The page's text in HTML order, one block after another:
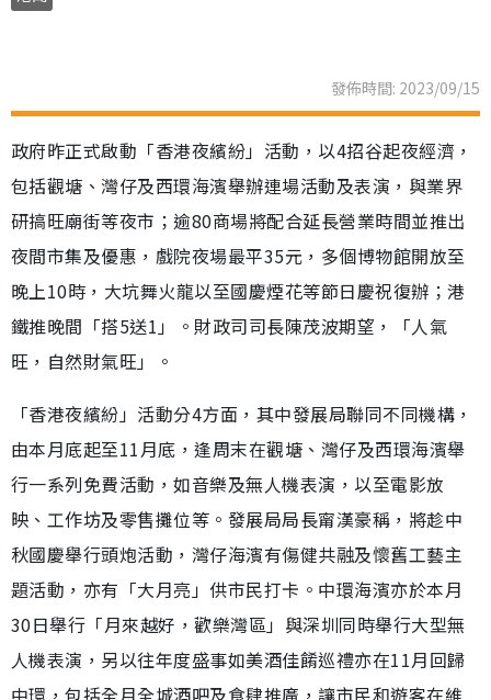
發佈時間: 2023/09/15
政府昨正式啟動「香港夜繽紛」活動，以4招谷起夜經濟，
包括觀塘、灣仔及西環海濱舉辦連場活動及表演，與業界
研搞旺廟街等夜市；逾80商場將配合延長營業時間並推出
夜間市集及優惠，戲院夜場最平35元，多個博物館開放至
晚上10時，大坑舞火龍以至國慶煙花等節日慶祝復辦；港
鐵推晚間「搭5送1」。財政司司長陳茂波期望，「人氣
旺，自然財氣旺」。
「香港夜繽紛」活動分4方面，其中發展局聯同不同機構，
由本月底起至11月底，逢周末在觀塘、灣仔及西環海濱舉
行一系列免費活動，如音樂及無人機表演，以至電影放
映、工作坊及零售攤位等。發展局局長甯漢豪稱，將趁中
秋國慶舉行頭炮活動，灣仔海濱有傷健共融及懷舊工藝主
題活動，亦有「大月亮」供市民打卡。中環海濱亦於本月
30日舉行「月來越好，歡樂灣區」與深圳同時舉行大型無
人機表演，另以往年度盛事如美酒佳餚巡禮亦在11月回歸
中環，包括全月全城酒吧及食肆推廣，讓市民和遊客在維